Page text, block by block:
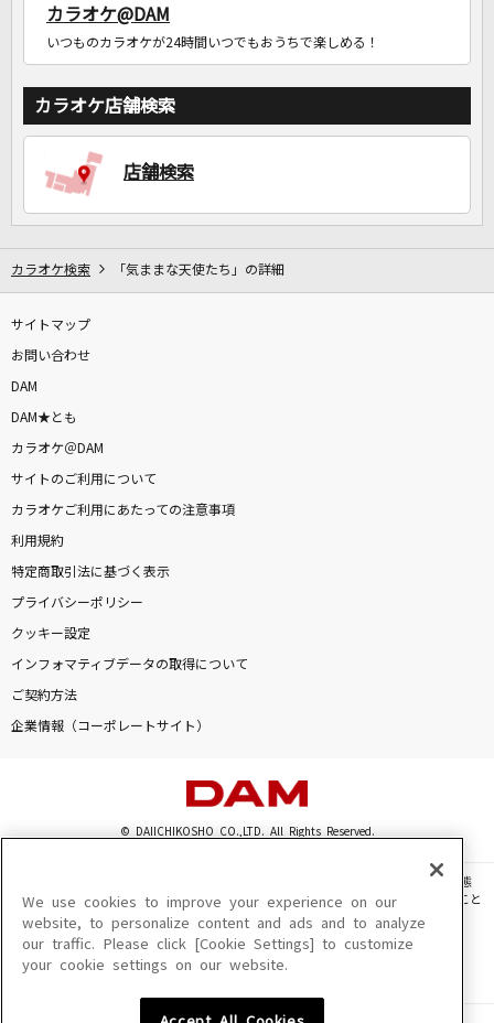
カラオケ@DAM
いつものカラオケが24時間いつでもおうちで楽しめる！
カラオケ店舗検索
店舗検索
カラオケ検索 「気ままな天使たち」の詳細
サイトマップ
お問い合わせ
DAM
DAM★とも
カラオケ＠DAM
サイトのご利用について
カラオケご利用にあたっての注意事項
利用規約
特定商取引法に基づく表示
プライバシーポリシー
クッキー設定
インフォマティブデータの取得について
ご契約方法
企業情報（コーポレートサイト）
© DAIICHIKOSHO CO.,LTD. All Rights Reserved.
このサイトに掲載されている一切の文章・画像・写真・動画・音声等を、手段や形態
を問わず、著作権法の定める範囲を超えて無断で複製、転載、ファイル化などすること
を禁じます。
楽曲及びコンテンツは、機種によりご利用いただけない場合があります。
楽曲及びコンテンツの配信日、配信内容が変更になる場合があります。
We use cookies to improve your experience on our
website, to personalize content and ads and to analyze
our traffic. Please click [Cookie Settings] to customize
your cookie settings on our website.